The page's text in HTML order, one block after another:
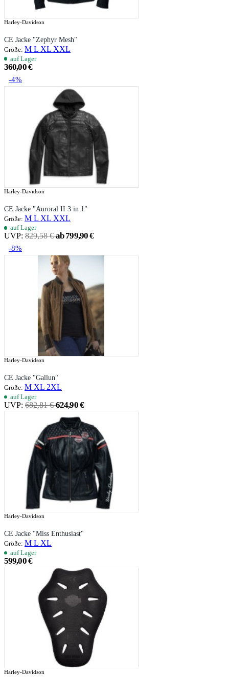
Harley-Davidson
CE Jacke "Zephyr Mesh"
Größe: M L XL XXL
auf Lager
360,00 €
-4%
Harley-Davidson
CE Jacke "Auroral II 3 in 1"
Größe: M L XL XXL
auf Lager
UVP: 829,58 € ab 799,90 €
-8%
Harley-Davidson
CE Jacke "Gallun"
Größe: M XL 2XL
auf Lager
UVP: 682,81 € 624,90 €
Harley-Davidson
CE Jacke "Miss Enthusiast"
Größe: M L XL
auf Lager
599,00 €
Harley-Davidson